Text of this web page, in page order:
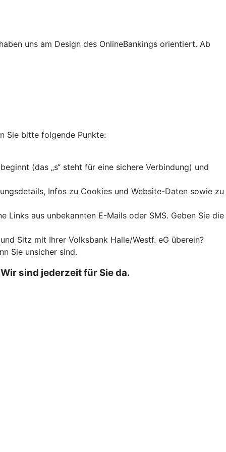
uns am Design des OnlineBankings orientiert. Ab
Sie bitte folgende Punkte:
(das „s“ steht für eine sichere Verbindung) und
Infos zu Cookies und Website-Daten sowie zu
aus unbekannten E-Mails oder SMS. Geben Sie die
Sitz mit Ihrer Volksbank Halle/Westf. eG überein?
Sie unsicher sind.
sind jederzeit für Sie da.